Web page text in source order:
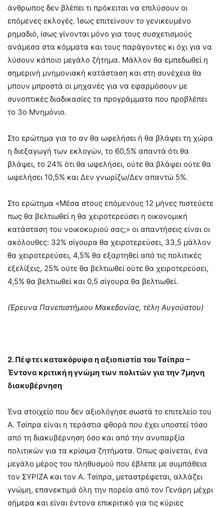
άνθρωπος δεν βλέπει τι πρόκειται να επιλύσουν οι
επόμενες εκλογές. Ίσως επιτείνουν το γενικευμένο
ρημαδιό, ίσως γίνονται μόνο για τους συσχετισμούς
ανάμεσα στα κόμματα και τους παράγοντες κι όχι για να
λύσουν κάποιο μεγάλο ζήτημα. Μάλλον θα εμπεδωθεί η
σημερινή μνημονιακή κατάσταση και στη συνέχεια θα
μπουν μπροστά οι μηχανές για να εφαρμόσουν με
συνοπτικές διαδικασίες τα προγράμματα που προβλέπει
το 3ο Μνημόνιο.
Στο ερώτημα για το αν θα ωφελήσει ή θα βλάψει τη χώρα
η διεξαγωγή των εκλογών, το 60,5% απαντά ότι θα
βλάψει, το 24% ότι θα ωφελήσει, ούτε θα βλάψει ούτε θα
ωφελήσει 10,5% και Δεν γνωρίζω/Δεν απαντώ 5%.
Στο ερώτημα «Μέσα στους επόμενους 12 μήνες πιστεύετε
πως θα βελτιωθεί η θα χειροτερεύσει η οικονομική
κατάσταση του νοικοκυριού σας;» οι απαντήσεις είναι οι
ακόλουθες: 32% σίγουρα θα χειροτερεύσει, 33,5 μάλλον
θα χειροτερεύσει, 4,5% θα εξαρτηθεί από τις πολιτικές
εξελίξεις, 25% ούτε θα βελτιωθεί ούτε θα χειροτερεύσει,
4,5% θα βελτιωθεί και 0,5 σίγουρα θα βελτιωθεί.
(Έρευνα Πανεπιστήμιου Μακεδονίας, τέλη Αυγούστου)
2. Πέφτει κατακόρυφα η αξιοπιστία του Τσίπρα –
Έντονα κριτική η γνώμη των πολιτών για την 7μηνη
διακυβέρνηση
Ένα στοιχείο που δεν αξιολόγησε σωστά το επιτελείο του
Α. Τσίπρα είναι η τεράστια φθορά που έχει υποστεί τόσο
από τη διακυβέρνηση όσο και από την ανυπαρξία
πολιτικών για τα κρίσιμα ζητήματα. Όπως φαίνεται, ένα
μεγάλο μέρος του πληθυσμού που έβλεπε με συμπάθεια
τον ΣΥΡΙΖΑ και τον Α. Τσίπρα, μεταστρέφεται, αλλάζει
γνώμη, επανεκτιμά όλη την πορεία από τον Γενάρη μέχρι
σήμερα και είναι έντονα επικριτικό για τις κύριες